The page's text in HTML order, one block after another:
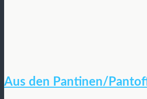
Aus den Pantinen/